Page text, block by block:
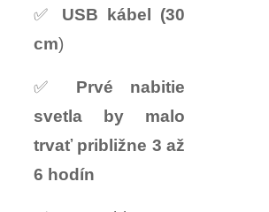
✅
USB kábel (30
cm)
✅ Prvé nabitie
svetla by malo
trvať približne 3 až
6 hodín